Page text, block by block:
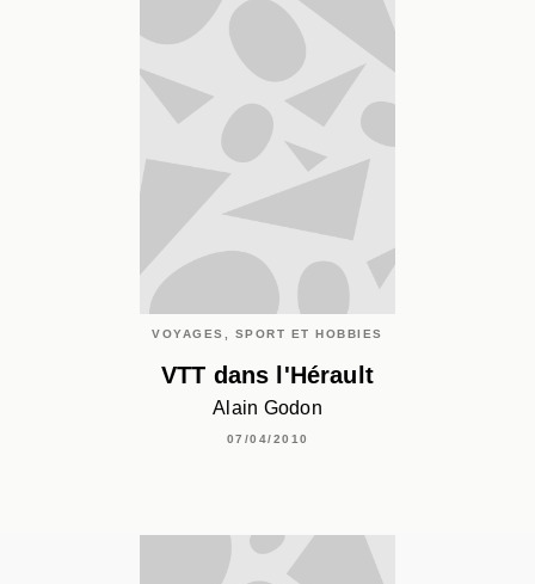
VOYAGES, SPORT ET HOBBIES
VTT dans l'Hérault
Alain Godon
07/04/2010